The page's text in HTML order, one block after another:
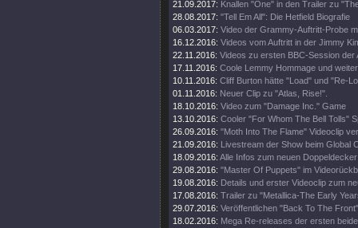
21.09.2017: Knallen "One" in den Trailer zu
28.08.2017: "Tell Em All": Die Hetfield Biografie
06.03.2017: Video der Grammy-Auftritt-Probe
16.12.2016: Videos vom Auftritt in der Jimmy
22.11.2016: Videos zu ersten BBC-Session der
17.11.2016: Coole Lemmy Hommage und
10.11.2016: Cliff Burton hätte "Load" und "Re-
01.11.2016: Neuer Clip zu "Atlas, Rise!".
18.10.2016: Video zum "Damage Inc." Game
13.10.2016: Cooler "For Whom The Bell Tolls"
26.09.2016: "Moth Into The Flame" Videoclip
21.09.2016: Livestream der Show beim Global
18.09.2016: Alle Infos zum neuen
29.08.2016: "Master Of Puppets" im
19.08.2016: Details und erster Videoclip zum
17.08.2016: Trailer zu "Metallica-The Early
29.07.2016: Veröffentlichen "Back To The
18.02.2016: Mega Re-releases der ersten